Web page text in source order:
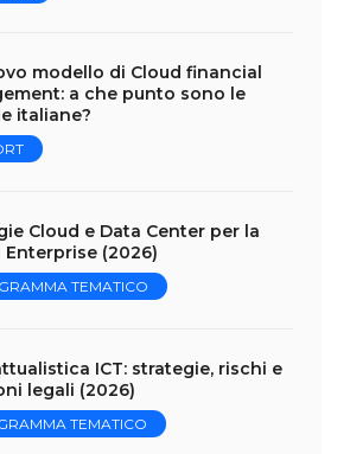
modello di Cloud financial
a che punto sono le
italiane?
Cloud e Data Center per la
(2026)
TEMATICO
ICT: strategie, rischi e
legali (2026)
TEMATICO